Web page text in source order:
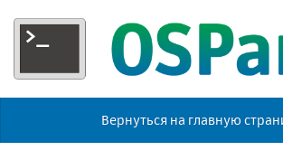
Вернуться на главную